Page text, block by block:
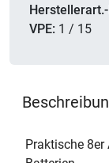
Herstellerart.-
VPE: 1 / 15
Praktische